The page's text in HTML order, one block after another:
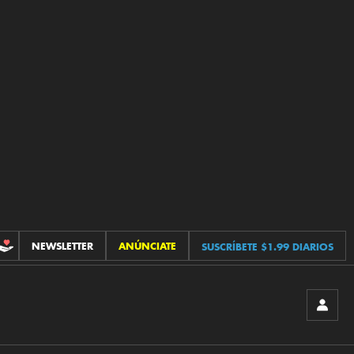
CONTRIBUCIONES
NEWSLETTER ANÚNCIATE SUSCRÍBETE $1.99 DIARIOS